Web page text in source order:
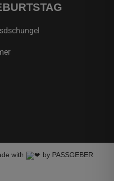
with by PASSGEBER